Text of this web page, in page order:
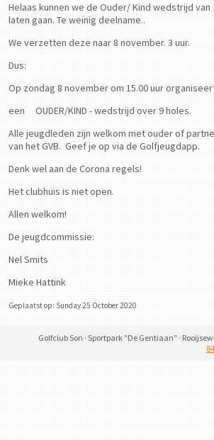
Helaas kunnen we de Ouder/ Kind wedstrijd
laten gaan. Te weinig deelname..
We verzetten deze naar 8 november. 3 uur.
Dus:
Op zondag 8 november om 15.00 uur
een OUDER/KIND - wedstrijd over 9 holes.
Alle jeugdleden zijn welkom met ouder of
van het GVB. Geef je op via de Golfjeugdapp.
Denk wel aan de Corona regels!
Het clubhuis is niet open.
Allen welkom!
De jeugdcommissie:
Nel Smits
Mieke Hattink
Geplaatst op: Sunday 25 October 2020
Golfclub Son · Sportpark "De Gentiaan" ·